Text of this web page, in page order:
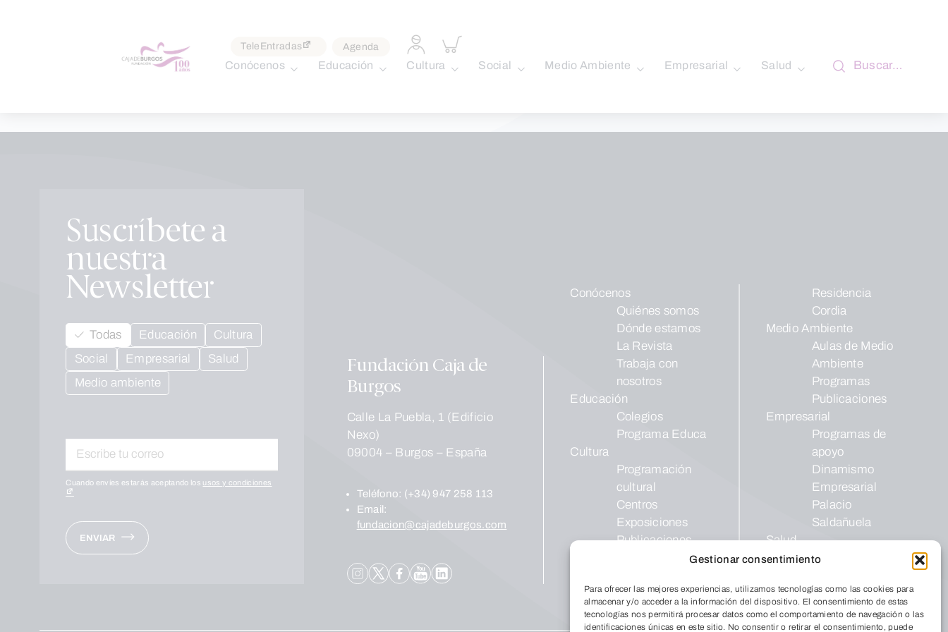
Gestionar consentimiento
Para ofrecer las mejores experiencias, utilizamos tecnologías como las cookies para
almacenar y/o acceder a la información del dispositivo. El consentimiento de estas
tecnologías nos permitirá procesar datos como el comportamiento de navegación o las
identificaciones únicas en este sitio. No consentir o retirar el consentimiento, puede
TeleEntradas Agenda
Acceder
a
perfil
Inspeccionar
carrito
Conócenos Educación Cultura Social Medio Ambiente Empresarial Salud Buscar…
Suscríbete a
nuestra
Newsletter
Todas Educación
Cultura
Social
Empresarial
Salud
Medio ambiente
Cuando envíes estarás aceptando los usos y condiciones
ENVIAR
Fundación Caja de
Burgos
Calle La Puebla, 1 (Edificio
Nexo)
09004 – Burgos – España
Teléfono: (+34) 947 258 113
Email:
fundacion@cajadeburgos.com
Conócenos
Quiénes somos
Dónde estamos
La Revista
Trabaja con
nosotros
Educación
Colegios
Programa Educa
Cultura
Programación
cultural
Centros
Exposiciones
Publicaciones
Residencia
Cordia
Medio Ambiente
Aulas de Medio
Ambiente
Programas
Publicaciones
Empresarial
Programas de
apoyo
Dinamismo
Empresarial
Palacio
Saldañuela
Salud
InterClubes